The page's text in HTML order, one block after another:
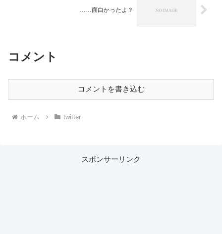
……面白かったよ？
コメント
コメントを書き込む
ホーム twitter
スポンサーリンク